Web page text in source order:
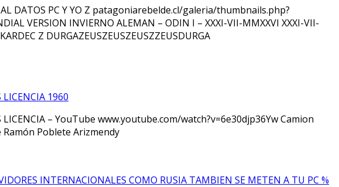
DATOS PC Y YO Z patagoniarebelde.cl/galeria/thumbnails.php?
VERSION INVIERNO ALEMAN – ODIN I – XXXI-VII-MMXXVI XXXI-VII-
Z DURGAZEUSZEUSZEUSZZEUSDURGA
1960
LICENCIA – YouTube www.youtube.com/watch?v=6e30djp36Yw Camion
Poblete Arizmendy
INTERNACIONALES COMO RUSIA TAMBIEN SE METEN A TU PC %